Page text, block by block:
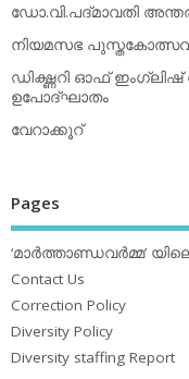
ഡോ.വി.പദ്മാവതി
നിയമസഭ
ഡിക്ഷ്ണറി ഓഫ്
ഉപോദ്ഘാതം
വേറാക്കൂറ്
Pages
‘മാര്‍ത്താണ്ഡവര്‍മ്മ’
Contact Us
Correction Policy
Diversity Policy
Diversity staffing Report